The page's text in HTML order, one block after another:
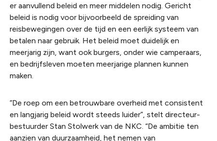
er aanvullend beleid en meer middelen nodig. Gericht
beleid is nodig voor bijvoorbeeld de spreiding van
reisbewegingen over de tijd en een eerlijk systeem van
betalen naar gebruik. Het beleid moet duidelijk en
meerjarig zijn, want ook burgers, onder wie camperaars,
en bedrijfsleven moeten meerjarige plannen kunnen
maken.
“De roep om een betrouwbare overheid met consistent
en langjarig beleid wordt steeds luider”, stelt directeur-
bestuurder Stan Stolwerk van de NKC. “De ambitie ten
aanzien van duurzaamheid, het nemen van